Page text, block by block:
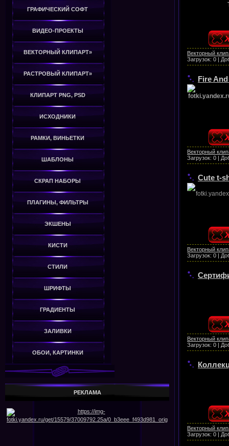
ГРАФИЧЕСКИЙ СОФТ
ВИДЕО-ПРОЕКТЫ
ВЕКТОРНЫЙ КЛИПАРТ»
РАСТРОВЫЙ КЛИПАРТ»
КЛИПАРТ PNG, PSD
ИСХОДНИКИ
РАМКИ, ВИНЬЕТКИ
ШАБЛОНЫ
СКРАП НАБОРЫ
ПЛАГИНЫ, ФИЛЬТРЫ
ЭКШЕНЫ
КИСТИ
СТИЛИ
ШРИФТЫ
ГРАДИЕНТЫ
ЗАЛИВКИ
ОБОИ, КАРТИНКИ
РЕКЛАМА
Векторный
Загрузок: 0 |
Fire
Векторный
Загрузок: 0 |
Cute t-
Векторный
Загрузок: 0 |
Векторный
Загрузок: 0 |
Векторный
Загрузок: 0 |